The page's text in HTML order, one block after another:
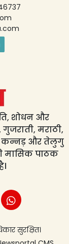
शोधन और
मराठी,
कन्नड़ और तेलुगु
मासिक पाठक
सुरक्षित।